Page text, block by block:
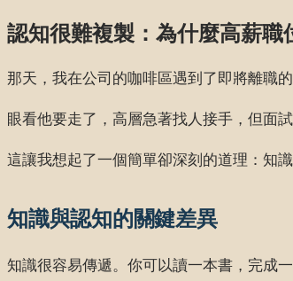
認知很難複製：為什麼高薪職
那天，我在公司的咖啡區遇到了即將離職
眼看他要走了，高層急著找人接手，但面
這讓我想起了一個簡單卻深刻的道理：知
知識與認知的關鍵差異
知識很容易傳遞。你可以讀一本書，完成